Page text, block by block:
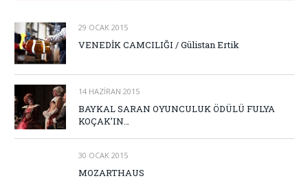
29 OCAK 2015
VENEDİK CAMCILIĞI / Gülistan Ertik
14 HAZIRAN 2015
BAYKAL SARAN OYUNCULUK ÖDÜLÜ FULYA
KOÇAK’IN…
30 OCAK 2015
MOZARTHAUS